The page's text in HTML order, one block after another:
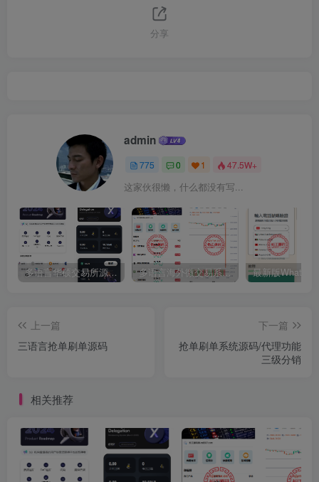
分享
admin
775 0 1 47.5W+
这家伙很懒，什么都没有写...
多语言华硕交易所源码/手机端uniapp电脑端vue.支持秒合约/币币/国际黄金/U本位合约/DeFi挖矿 多语言海外微交易系统源码/虚拟币黄金期货外汇微盘
上一篇
三语言抢单刷单源码
下一篇
抢单刷单系统源码/代理功能
三级分销
相关推荐